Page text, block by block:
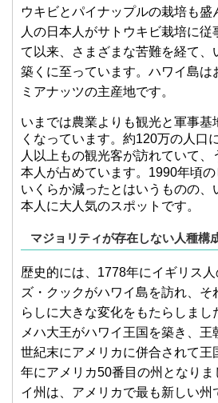
ウキビとパイナップルの栽培も盛
人の日本人がサトウキビ栽培に従
て以来、さまざまな苦難を経て、
築くに至っています。ハワイ島は
ミアナッツの主産地です。
いまでは農業よりも観光と軍事基
くなっています。約120万の人口
人以上もの観光客が訪れていて、
本人が占めています。1990年頃
いくらか減ったとはいうものの、
本人に大人気のスポットです。
マジョリティが存在しない人種構
歴史的には、1778年にイギリス
ズ・クックがハワイ島を訪れ、そ
らしに大きな変化をもたらしまし
メハ大王がハワイ王国を築き、
世紀末にアメリカに併合されて王
年にアメリカ50番目の州となりま
イ州は、アメリカで最も新しい州